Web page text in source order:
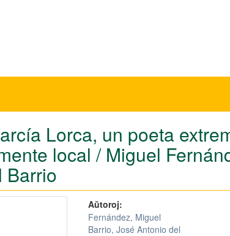
Lorca, un poeta
local / Miguel
Barrio
Aŭtoroj:
Fernández, Miguel
Barrio, José Antonio del